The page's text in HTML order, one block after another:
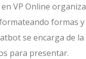
VP Online
formas
se encarga de
para presentar.